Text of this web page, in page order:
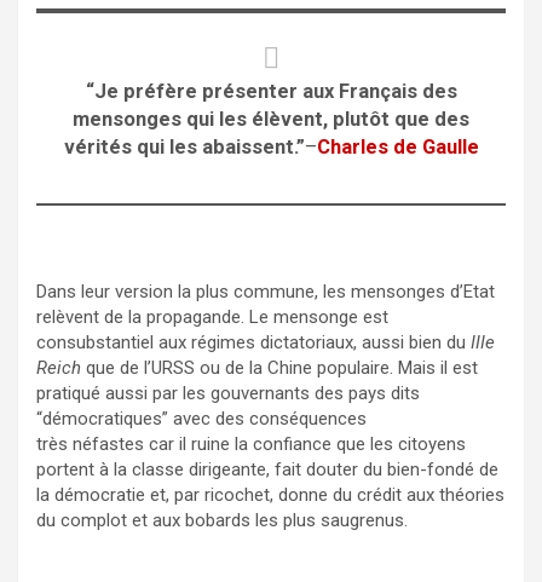
“Je préfère présenter aux Français des
mensonges qui les élèvent, plutôt que des
vérités qui les abaissent.”–Charles de Gaulle
Dans leur version la plus commune, les mensonges d’Etat
relèvent de la propagande. Le mensonge est
consubstantiel aux régimes dictatoriaux, aussi bien du IIIe
Reich que de l’URSS ou de la Chine populaire. Mais il est
pratiqué aussi par les gouvernants des pays dits
“démocratiques” avec des conséquences
très néfastes car il ruine la confiance que les citoyens
portent à la classe dirigeante, fait douter du bien-fondé de
la démocratie et, par ricochet, donne du crédit aux théories
du complot et aux bobards les plus saugrenus.